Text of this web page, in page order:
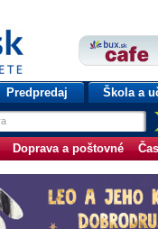
Predpredaj Škola a
Doprava a poštovné